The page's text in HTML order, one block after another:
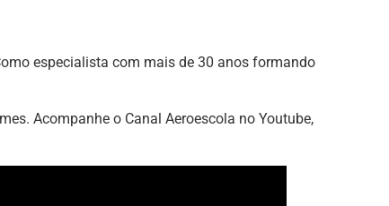
especialista com mais de 30 anos formando
Acompanhe o Canal Aeroescola no Youtube,